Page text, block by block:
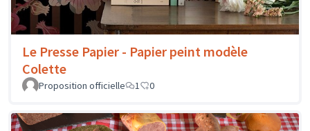
Le Presse Papier - Papier peint modèle
Colette
Proposition officielle 1 0